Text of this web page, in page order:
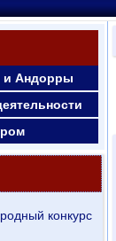
и Андорры
конкурс